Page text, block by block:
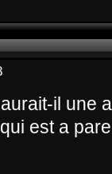
il une
qui est a